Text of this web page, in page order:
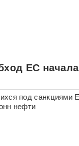
ЕС
под санкциями
нефти